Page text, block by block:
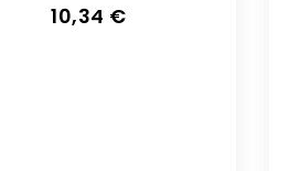
10,34 €Prix